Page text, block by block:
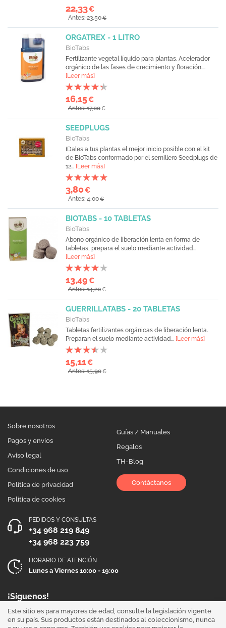
22,33€
Antes: 23,50€
ORGATREX - 1 LITRO
BioTabs
Fertilizante vegetal líquido para plantas. Acelerador
orgánico de las fases de crecimiento y floración....
[Leer más]
16,15€
Antes: 17,00€
SEEDPLUGS
BioTabs
¡Dales a tus plantas el mejor inicio posible con el kit
de BioTabs conformado por el semillero Seedplugs de
12... [Leer más]
3,80€
Antes: 4,00€
BIOTABS - 10 TABLETAS
BioTabs
Abono orgánico de liberación lenta en forma de
tabletas, prepara el suelo mediante actividad...
[Leer más]
13,49€
Antes: 14,20€
GUERRILLATABS - 20 TABLETAS
BioTabs
Tabletas fertilizantes orgánicas de liberación lenta.
Preparan el suelo mediante actividad... [Leer más]
15,11€
Antes: 15,90€
Sobre nosotros
Pagos y envíos
Aviso legal
Condiciones de uso
Política de privacidad
Política de cookies
Guías / Manuales
Regalos
TH-Blog
Contáctanos
PEDIDOS Y CONSULTAS
+34 968 219 849
+34 968 223 759
HORARIO DE ATENCIÓN
Lunes a Viernes 10:00 - 19:00
¡Síguenos!
Este sitio es para mayores de edad, consulte la legislación vigente
en su país. Sus productos están destinados al coleccionismo, nunca